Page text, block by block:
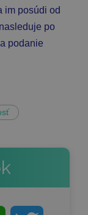
im posúdi od
po
podanie